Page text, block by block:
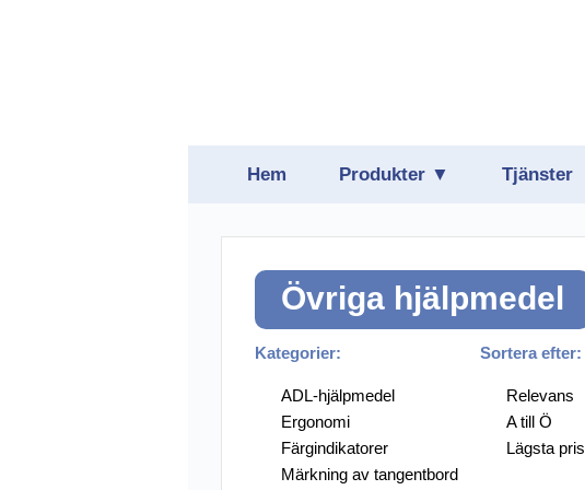
Hem
Produkter ▼
Förstoring
Hjälpmedelsprogram
Hörsel
Läsmaskiner och OCR
Tjänster
Övriga hjälpmedel
Kategorier:
ADL-hjälpmedel
Ergonomi
Färgindikatorer
Märkning av tangentbord
Sortera efter:
Relevans
A till Ö
Lägsta pris